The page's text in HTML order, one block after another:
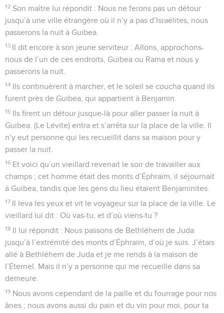
12 Son maître lui répondit : Nous ne ferons pas un détour
jusqu’à une ville étrangère où il n’y a pas d’Israélites, nous
passerons la nuit à Guibea.
13 Il dit encore à son jeune serviteur : Allons, approchons-
nous de l’un de ces endroits, Guibea ou Rama et nous y
passerons la nuit.
14 Ils continuèrent à marcher, et le soleil se coucha quand ils
furent près de Guibea, qui appartient à Benjamin.
15 Ils firent un détour jusque-là pour aller passer la nuit à
Guibea. (Le Lévite) entra et s’arrêta sur la place de la ville. Il
n’y eut personne qui les recueillit dans sa maison pour y
passer la nuit.
16 Et voici qu’un vieillard revenait le soir de travailler aux
champs ; cet homme était des monts d’Éphraïm, il séjournait
à Guibea, tandis que les gens du lieu étaient Benjaminites.
17 Il leva les yeux et vit le voyageur sur la place de la ville. Le
vieillard lui dit : Où vas-tu, et d’où viens-tu ?
18 Il lui répondit : Nous passons de Bethléhem de Juda
jusqu’à l’extrémité des monts d’Éphraïm, d’où je suis. J’étais
allé à Bethléhem de Juda et je me rends à la maison de
l’Éternel. Mais il n’y a personne qui me recueille dans sa
demeure.
19 Nous avons cependant de la paille et du fourrage pour nos
ânes ; nous avons aussi du pain et du vin pour moi, pour ta